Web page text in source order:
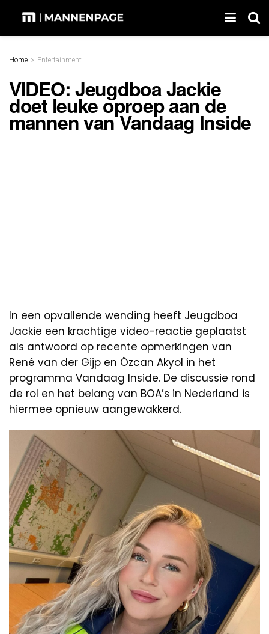
Home Entertainment
VIDEO: Jeugdboa Jackie
doet leuke oproep aan de
mannen van Vandaag Inside
In een opvallende wending heeft Jeugdboa
Jackie een krachtige video-reactie geplaatst
als antwoord op recente opmerkingen van
René van der Gijp en Özcan Akyol in het
programma Vandaag Inside. De discussie rond
de rol en het belang van BOA’s in Nederland is
hiermee opnieuw aangewakkerd.